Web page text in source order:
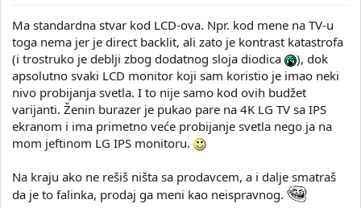
Ma standardna stvar kod LCD-ova. Npr. kod mene na TV-u
toga nema jer je direct backlit, ali zato je kontrast katastrofa
(i trostruko je deblji zbog dodatnog sloja diodica
), dok
apsolutno svaki LCD monitor koji sam koristio je imao neki
nivo probijanja svetla. I to nije samo kod ovih budžet
varijanti. Ženin burazer je pukao pare na 4K LG TV sa IPS
ekranom i ima primetno veće probijanje svetla nego ja na
mom jeftinom LG IPS monitoru.
Na kraju ako ne rešiš ništa sa prodavcem, a i dalje smatraš
da je to falinka, prodaj ga meni kao neispravnog.